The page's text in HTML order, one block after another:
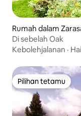
Rumah dalam
Di sebelah Oak
Kebolehjalanan ·
Pilihan tetamu
Pilihan tetamu